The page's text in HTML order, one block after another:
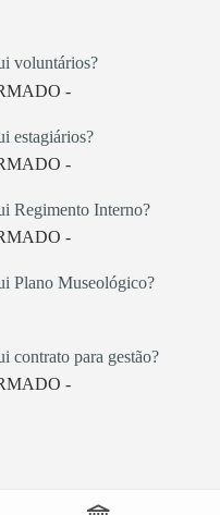
voluntários?
-
estagiários?
-
Regimento Interno?
-
Plano Museológico?
contrato para gestão?
-